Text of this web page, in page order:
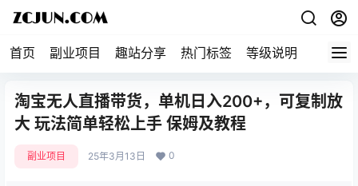
首页 副业项目 趣站分享 热门标签 等级说明 关于本
淘宝无人直播带货，单机日入200+，可复制放
大 玩法简单轻松上手 保姆及教程
副业项目 25年3月13日 0